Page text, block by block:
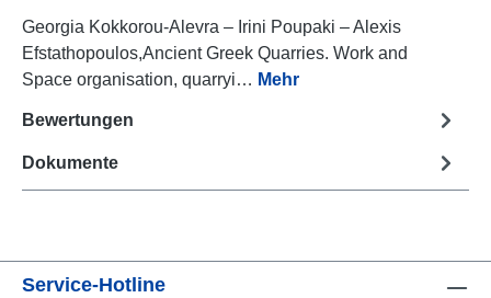
Georgia Kokkorou-Alevra – Irini Poupaki – Alexis
Efstathopoulos,Ancient Greek Quarries. Work and
Space organisation, quarryi… Mehr
Bewertungen
Dokumente
Service-Hotline